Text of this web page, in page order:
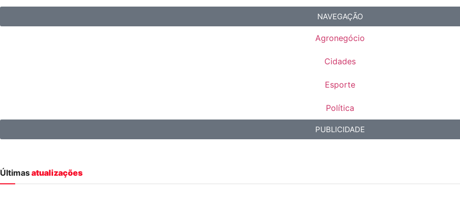
NAVEGAÇÃO
Agronegócio
Cidades
Esporte
Política
PUBLICIDADE
Últimasatualizações